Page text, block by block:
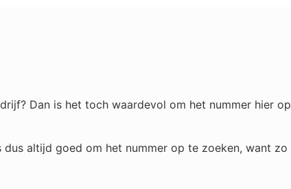
Dan is het toch waardevol om het nummer hier op
altijd goed om het nummer op te zoeken, want zo